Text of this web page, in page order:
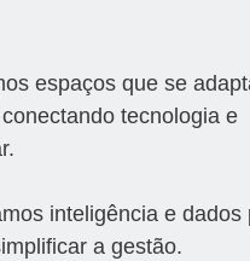
espaços que se
tecnologia e
inteligência e dados
a gestão.